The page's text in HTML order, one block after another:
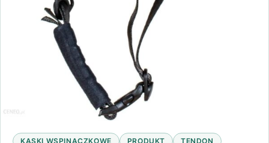
KASKI WSPINACZKOWE PRODUKT TENDON